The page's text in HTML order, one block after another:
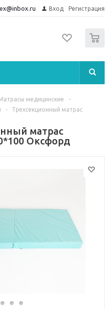
Вход Регистрация
медицинские
-
- Трехсекционный матрас
матрас
Оксфорд